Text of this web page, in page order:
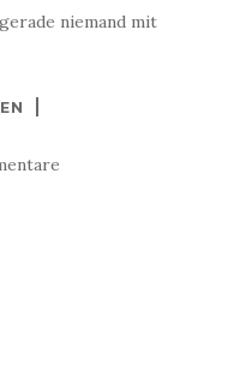
niemand mit